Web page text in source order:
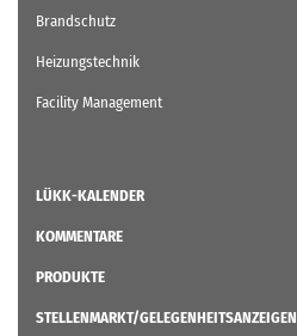
Brandschutz
Heizungstechnik
Facility Management
LÜKK-KALENDER
KOMMENTARE
PRODUKTE
STELLENMARKT/GELEGENHEITSANZEIGEN